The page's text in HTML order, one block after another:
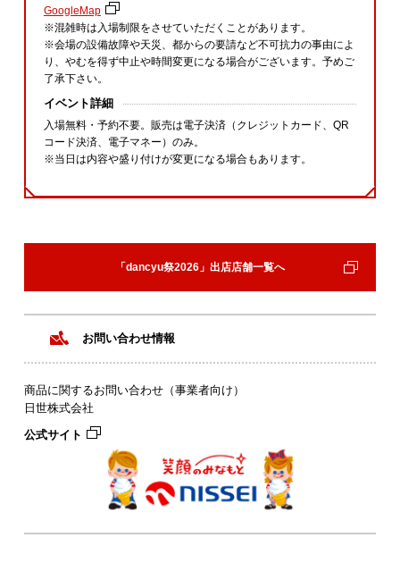
GoogleMap
※混雑時は入場制限をさせていただくことがあります。
※会場の設備故障や天災、都からの要請など不可抗力の事由によ
り、やむを得ず中止や時間変更になる場合がございます。予めご
了承下さい。
イベント詳細
入場無料・予約不要。販売は電子決済（クレジットカード、QR
コード決済、電子マネー）のみ。
※当日は内容や盛り付けが変更になる場合もあります。
「dancyu祭2026」出店店舗一覧へ
お問い合わせ情報
商品に関するお問い合わせ（事業者向け）
日世株式会社
公式サイト